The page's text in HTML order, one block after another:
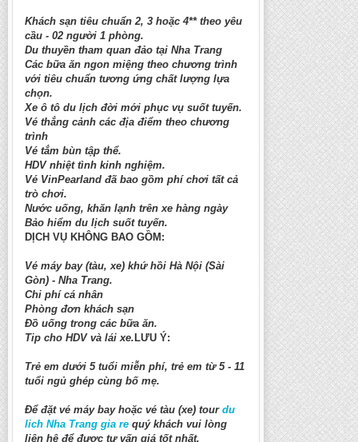
Khách sạn tiêu chuẩn 2, 3 hoặc 4** theo yêu
cầu - 02 người 1 phòng.
Du thuyền tham quan đảo tại Nha Trang
Các bữa ăn ngon miệng theo chương trình
với tiêu chuẩn tương ứng chất lượng lựa
chọn.
Xe ô tô du lịch đời mới phục vụ suốt tuyến.
Vé thắng cảnh các địa điểm theo chương
trình
Vé tắm bùn tập thể.
HDV nhiệt tình kinh nghiệm.
Vé VinPearland đã bao gồm phí chơi tất cả
trò chơi.
Nước uống, khăn lạnh trên xe hàng ngày
Bảo hiểm du lịch suốt tuyến.
DỊCH VỤ KHÔNG BAO GỒM:
Vé máy bay (tàu, xe) khứ hồi Hà Nội (Sài
Gòn) - Nha Trang.
Chi phí cá nhân
Phòng đơn khách sạn
Đồ uống trong các bữa ăn.
Tip cho HDV và lái xe.LƯU Ý:
Trẻ em dưới 5 tuổi miễn phí, trẻ em từ 5 - 11
tuổi ngủ ghép cùng bố mẹ.
Để đặt vé máy bay hoặc vé tàu (xe) tour du
lich Nha Trang gia re quý khách vui lòng
liên hệ để được tư vấn giá tốt nhất.